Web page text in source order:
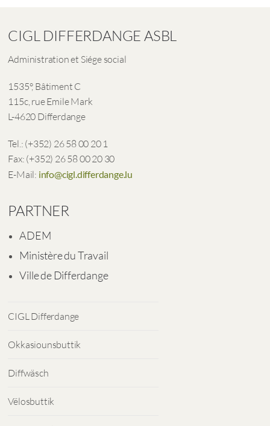
CIGL DIFFERDANGE ASBL
Administration et Siége social
1535°, Bâtiment C
115c, rue Emile Mark
L-4620 Differdange
Tel.: (+352) 26 58 00 20 1
Fax: (+352) 26 58 00 20 30
E-Mail: info@cigl.differdange.lu
PARTNER
ADEM
Ministère du Travail
Ville de Differdange
CIGL Differdange
Okkasiounsbuttik
Diffwäsch
Vëlosbuttik